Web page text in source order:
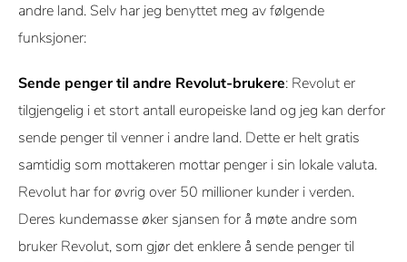
andre land. Selv har jeg benyttet meg av følgende
funksjoner:
Sende penger til andre Revolut-brukere: Revolut er
tilgjengelig i et stort antall europeiske land og jeg kan derfor
sende penger til venner i andre land. Dette er helt gratis
samtidig som mottakeren mottar penger i sin lokale valuta.
Revolut har for øvrig over 50 millioner kunder i verden.
Deres kundemasse øker sjansen for å møte andre som
bruker Revolut, som gjør det enklere å sende penger til